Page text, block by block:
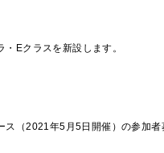
・Eクラスを新設します。
ス（2021年5月5日開催）の参加者